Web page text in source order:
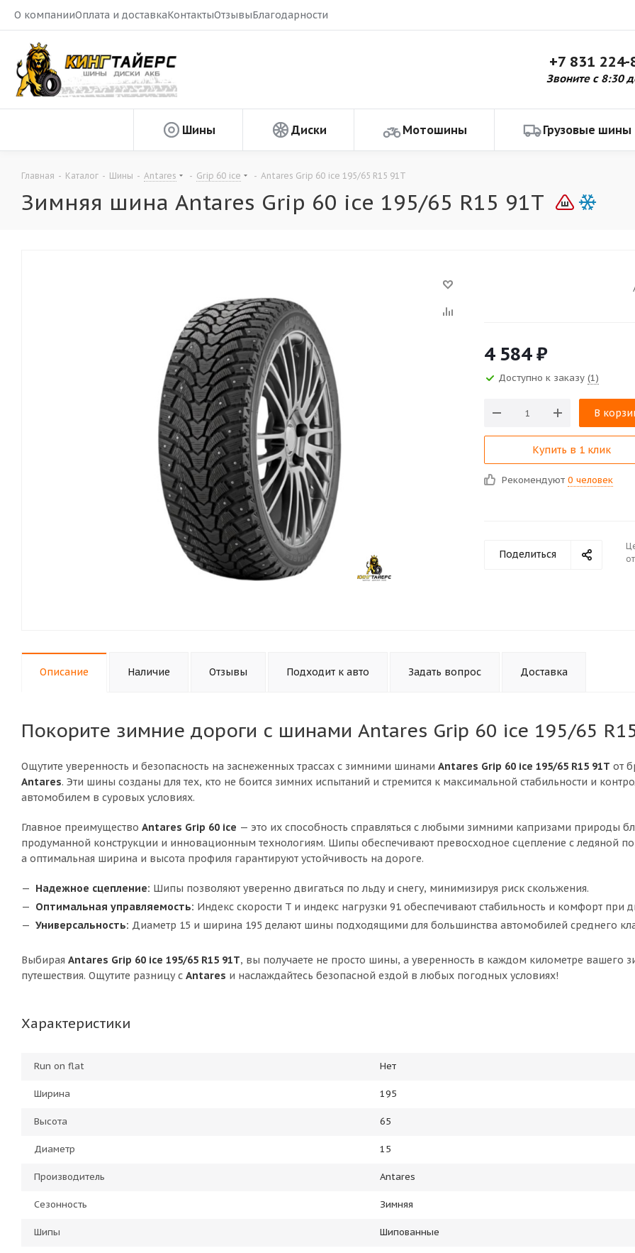
О компанииОплата и доставкаКонтактыОтзывыБлагодарности
+7 831 224-
Звоните с 8:30
Шины Диски Мотошины Грузовые шины
Главная - Каталог - Шины - Antares - Grip 60 ice - Antares Grip 60 ice 195/65 R15 91T
Зимняя шина Antares Grip 60 ice 195/65 R15 91T
4 584₽
Доступно к заказу (1)
В
Купить в 1 клик
Рекомендуют 0 человек
Поделиться
Описание Наличие Отзывы Подходит к авто Задать вопрос Доставка
Покорите зимние дороги с шинами Antares Grip 60 ice 195/65
Ощутите уверенность и безопасность на заснеженных трассах с зимними шинами Antares Grip 60 ice 195/65 R15 91T от
Antares. Эти шины созданы для тех, кто не боится зимних испытаний и стремится к максимальной стабильности и
автомобилем в суровых условиях.
Главное преимущество Antares Grip 60 ice — это их способность справляться с любыми зимними капризами природы
продуманной конструкции и инновационным технологиям. Шипы обеспечивают превосходное сцепление с ледяной
а оптимальная ширина и высота профиля гарантируют устойчивость на дороге.
Надежное сцепление: Шипы позволяют уверенно двигаться по льду и снегу, минимизируя риск скольжения.
Оптимальная управляемость: Индекс скорости T и индекс нагрузки 91 обеспечивают стабильность и комфорт при
Универсальность: Диаметр 15 и ширина 195 делают шины подходящими для большинства автомобилей среднего
Выбирая Antares Grip 60 ice 195/65 R15 91T, вы получаете не просто шины, а уверенность в каждом километре вашего
путешествия. Ощутите разницу с Antares и наслаждайтесь безопасной ездой в любых погодных условиях!
Характеристики
Run on flat Нет
Ширина 195
Высота 65
Диаметр 15
Производитель Antares
Сезонность Зимняя
Шипы Шипованные